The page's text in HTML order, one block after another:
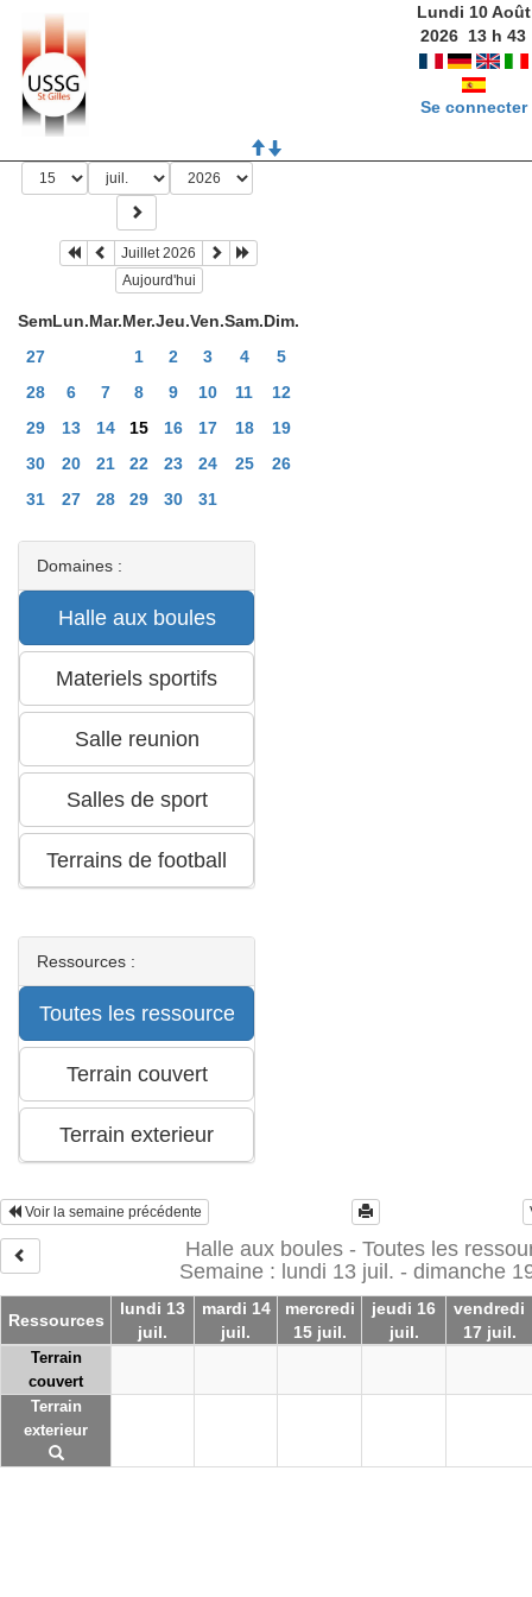
Lundi 10 Août
2026 13 h43
Se connecter
Juillet 2026
Aujourd'hui
SemLun.Mar.Mer.Jeu.Ven.Sam.Dim.
27
1 2 3 4
5
28
6 7 8 9 10 11
12
29
13 14 15 16 17 18
19
30
20 21 22 23 24 25
26
31
27 28 29 30 31
Domaines :
Ressources :
Voir la semaine précédente
Halle aux boules - Toutes les
Semaine : lundi 13 juil. - dimanche
Ressources
lundi 13
juil.
mardi 14
juil.
mercredi
15 juil.
jeudi 16
juil.
vendredi
17 juil.
Terrain
couvert
Terrain
exterieur